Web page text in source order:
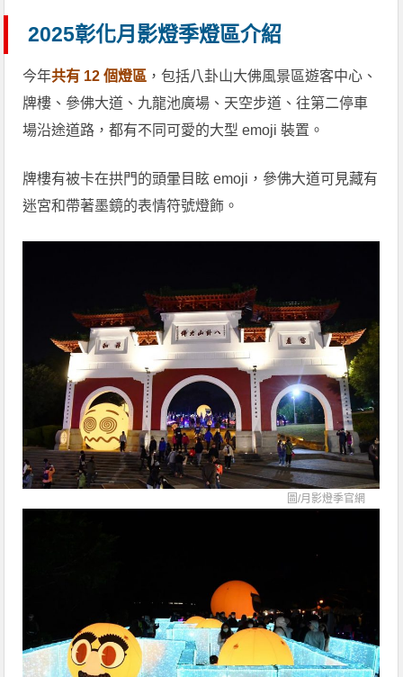
2025彰化月影燈季燈區介紹
今年共有 12 個燈區 ，包括八卦山大佛風景區遊客中心、
牌樓、參佛大道、九龍池廣場、天空步道、往第二停車
場沿途道路，都有不同可愛的大型 emoji 裝置。
牌樓有被卡在拱門的頭暈目眩 emoji，參佛大道可見藏有
迷宮和帶著墨鏡的表情符號燈飾。
圖/月影燈季官網